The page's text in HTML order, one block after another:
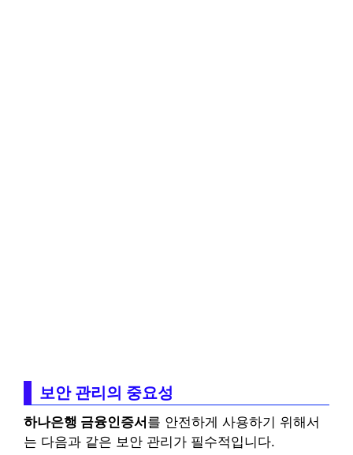
보안 관리의 중요성
하나은행 금융인증서를 안전하게 사용하기 위해서
는 다음과 같은 보안 관리가 필수적입니다.